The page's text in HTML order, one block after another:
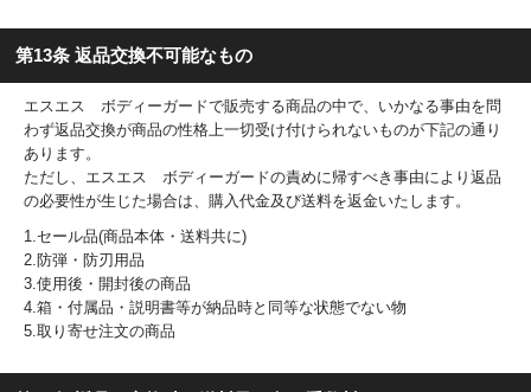
第13条 返品交換不可能なもの
エスエス ボディーガードで販売する商品の中で、いかなる事由を問
わず返品交換が商品の性格上一切受け付けられないものが下記の通り
あります。
ただし、エスエス ボディーガードの責めに帰すべき事由により返品
の必要性が生じた場合は、購入代金及び送料を返金いたします。
1.セール品(商品本体・送料共に)
2.防弾・防刃用品
3.使用後・開封後の商品
4.箱・付属品・説明書等が納品時と同等な状態でない物
5.取り寄せ注文の商品